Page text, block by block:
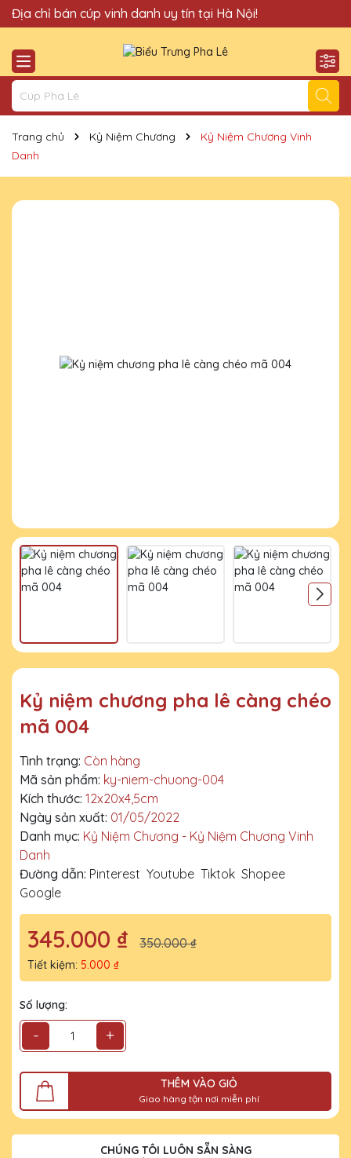
Quà Tặng Cúp Pha Lê Hà Nội QTG xin chào Quý Khách!
Địa chỉ bán cúp vinh danh uy tín tại Hà Nội!
Trang chủ Kỷ Niệm Chương
Kỷ Niệm Chương Vinh
Danh
Kỷ niệm chương pha lê càng chéo
mã 004
Tình trạng: Còn hàng
Mã sản phẩm: ky-niem-chuong-004
Kích thước: 12x20x4,5cm
Ngày sản xuất: 01/05/2022
Danh mục: Kỷ Niệm Chương - Kỷ Niệm Chương Vinh
Danh
Đường dẫn: Pinterest Youtube Tiktok Shopee
Google
345.000 ₫ 350.000 ₫
Tiết kiệm: 5.000 ₫
Số lượng:
- +
THÊM VÀO GIỎ
Giao hàng tận nơi miễn phí
CHÚNG TÔI LUÔN SẴN SÀNG